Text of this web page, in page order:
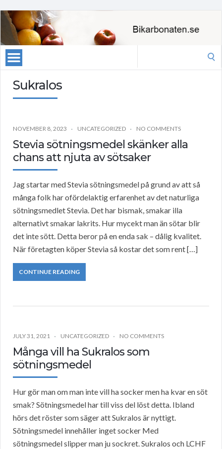
Sukralos
NOVEMBER 8, 2023 UNCATEGORIZED NO COMMENTS
Stevia sötningsmedel skänker alla
chans att njuta av sötsaker
Jag startar med Stevia sötningsmedel på grund av att så
många folk har ofördelaktig erfarenhet av det naturliga
sötningsmedlet Stevia. Det har bismak, smakar illa
alternativt smakar lakrits. Hur mycekt man än sötar blir
det inte sött. Detta beror på en enda sak – dålig kvalitet.
När företagten köper Stevia så kostar det som rent […]
CONTINUE READING
JULY 31, 2021 UNCATEGORIZED NO COMMENTS
Många vill ha Sukralos som
sötningsmedel
Hur gör man om man inte vill ha socker men ha kvar en söt
smak? Sötningsmedel har till viss del löst detta. Ibland
hörs det röster som säger att Sukralos är nyttigt.
Sötningsmedel innehåller inget socker Med
sötningsmedel slipper man ju sockret. Sukralos och LCHF